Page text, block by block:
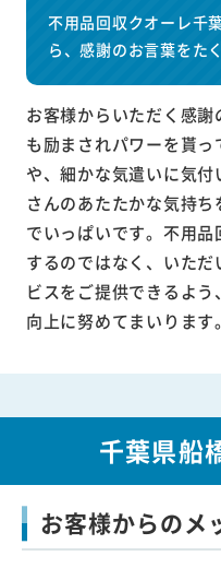
不用品回収クオーレ千
ら、感謝のお言葉をた
お客様からいただく感
も励まされパワーを貰
や、細かな気遣いに気
さんのあたたかな気持
でいっぱいです。不用
するのではなく、いた
ビスをご提供できるよ
向上に努めてまいります。
千葉県
お客様からのメ